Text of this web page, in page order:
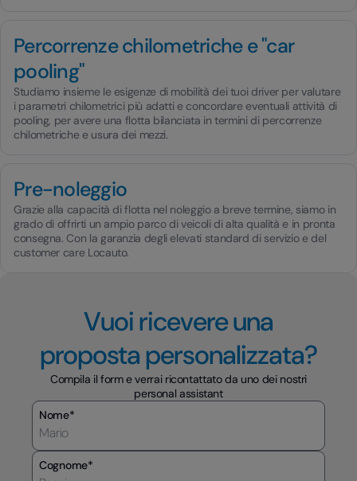
Percorrenze chilometriche e "car
pooling"
Studiamo insieme le esigenze di mobilità dei tuoi driver per valutare
i parametri chilometrici più adatti e concordare eventuali attività di
pooling, per avere una flotta bilanciata in termini di percorrenze
chilometriche e usura dei mezzi.
Pre-noleggio
Grazie alla capacità di flotta nel noleggio a breve termine, siamo in
grado di offrirti un ampio parco di veicoli di alta qualità e in pronta
consegna. Con la garanzia degli elevati standard di servizio e del
customer care Locauto.
Vuoi ricevere una
proposta personalizzata?
Compila il form e verrai ricontattato da uno dei nostri
personal assistant
Nome*
Cognome*